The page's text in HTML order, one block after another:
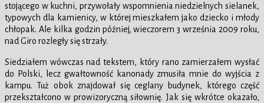
stojącego w kuchni, przywołały wspomnienia niedzielnych sielanek,
typowych dla kamienicy, w której mieszkałem jako dziecko i młody
chłopak. Ale kilka godzin później, wieczorem 3 września 2009 roku,
nad Giro rozległy się strzały.
Siedziałem wówczas nad tekstem, który rano zamierzałem wysłać
do Polski, lecz gwałtowność kanonady zmusiła mnie do wyjścia z
kampu. Tuż obok znajdował się ceglany budynek, którego część
przekształcono w prowizoryczną siłownię. Jak się wkrótce okazało,